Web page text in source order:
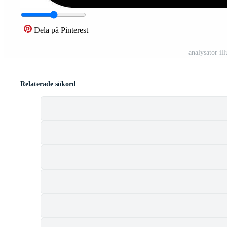
Dela på Pinterest
analysator
Relaterade sökord